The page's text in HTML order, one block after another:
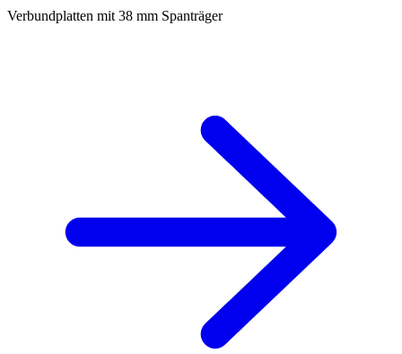
Verbundplatten mit 38 mm Spanträger